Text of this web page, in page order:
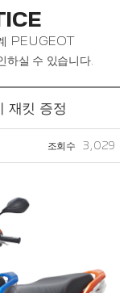
PEUGEOT
실 수 있습니다.
재킷 증정
조회수 3,029